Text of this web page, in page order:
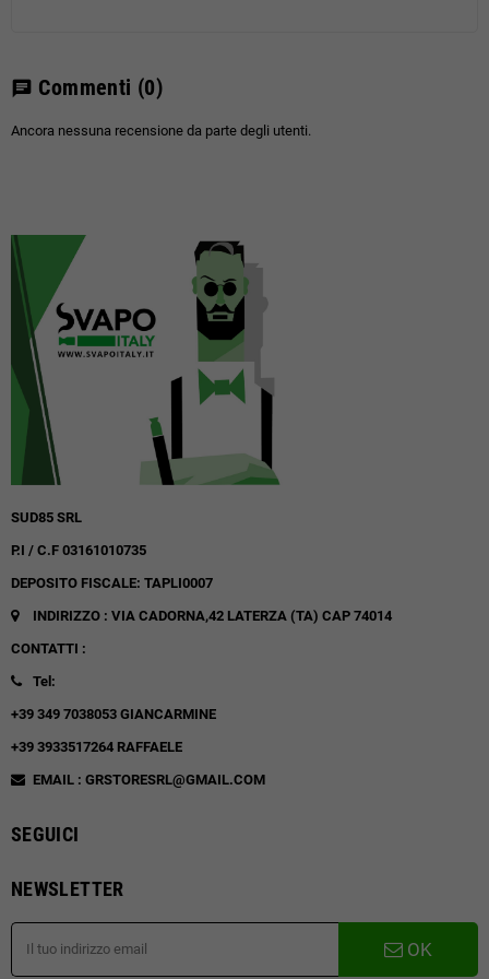
chat Commenti (0)
Ancora nessuna recensione da parte degli utenti.
SUD85 SRL
P.I / C.F 03161010735
DEPOSITO FISCALE: TAPLI0007
INDIRIZZO : VIA CADORNA,42 LATERZA (TA) CAP 74014
CONTATTI :
Tel:
+39 349 7038053 GIANCARMINE
+39 3933517264 RAFFAELE
EMAIL : GRSTORESRL@GMAIL.COM
SEGUICI
NEWSLETTER
OK